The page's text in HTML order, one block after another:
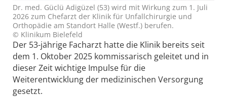
Dr. med. Güclü Adigüzel (53) wird mit Wirkung zum 1. Juli
2026 zum Chefarzt der Klinik für Unfallchirurgie und
Orthopädie am Standort Halle (Westf.) berufen.
© Klinikum Bielefeld
Der 53-jährige Facharzt hatte die Klinik bereits seit
dem 1. Oktober 2025 kommissarisch geleitet und in
dieser Zeit wichtige Impulse für die
Weiterentwicklung der medizinischen Versorgung
gesetzt.